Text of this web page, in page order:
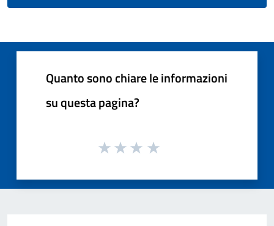
Quanto sono chiare le informazioni
su questa pagina?